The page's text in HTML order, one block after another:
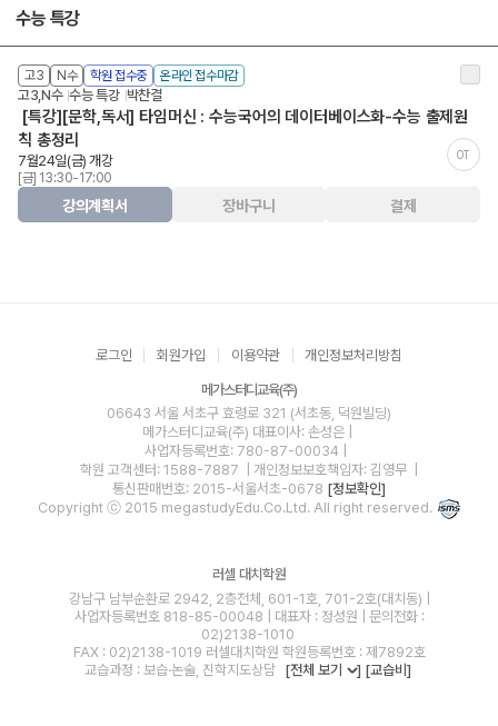
수능 특강
고3 N수 학원 접수중 온라인 접수마감
고3,N수 수능 특강 박찬결
[특강][문학,독서] 타임머신 : 수능국어의 데이터베이스화-수능 출제원
칙 총정리
OT
7월24일(금) 개강
[금] 13:30-17:00
강의계획서 장바구니 결제
로그인 회원가입 이용약관 개인정보처리방침
메가스터디교육(주)
06643 서울 서초구 효령로 321 (서초동, 덕원빌딩)
메가스터디교육(주) 대표이사: 손성은 |
사업자등록번호: 780-87-00034
학원 고객센터: 1588-7887
| 개인정보보호책임자: 김영무
통신판매번호: 2015-서울서초-0678 [정보확인]
Copyright ⓒ 2015 megastudyEdu.Co.Ltd. All right reserved.
러셀 대치학원
강남구 남부순환로 2942, 2층전체, 601-1호, 701-2호(대치동) |
사업자등록번호 818-85-00048 | 대표자 : 정성원 | 문의전화 :
02)2138-1010
FAX : 02)2138-1019 러셀대치학원 학원등록번호 : 제7892호
교습과정 : 보습·논술, 진학지도상담
[전체 보기 ] [교습비]